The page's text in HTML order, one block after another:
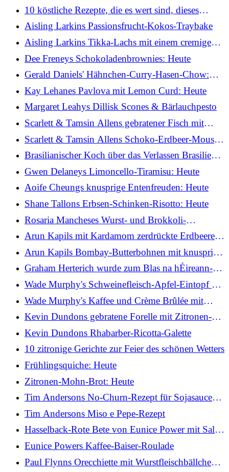
10 köstliche Rezepte, die es wert sind, dieses
Wochenende auf den Grill zu gehen
Aisling Larkins Passionsfrucht-Kokos-Traybake
Aisling Larkins Tikka-Lachs mit einem cremigen
Gurken-Rettich-Salat und Juwelenreis
Dee Freneys Schokoladenbrownies: Heute
Gerald Daniels' Hähnchen-Curry-Hasen-Chow:
Heute
Kay Lehanes Pavlova mit Lemon Curd: Heute
Margaret Leahys Dillisk Scones & Bärlauchpesto
Scarlett & Tamsin Allens gebratener Fisch mit
Tomaten-Basilikum-Hollandaise: Heute
Scarlett & Tamsin Allens Schoko-Erdbeer-Mousse:
Heute
Brasilianischer Koch über das Verlassen Brasiliens
und das Finden neuer Kontakte in Irland
Gwen Delaneys Limoncello-Tiramisu: Heute
Aoife Cheungs knusprige Entenfreuden: Heute
Shane Tallons Erbsen-Schinken-Risotto: Heute
Rosaria Mancheses Wurst- und Brokkoli-
Orecchiette: Heute
Arun Kapils mit Kardamom zerdrückte Erdbeeren:
Heute
Arun Kapils Bombay-Butterbohnen mit knusprig
zerkleinerten Babykartoffeln: Heute
Graham Herterich wurde zum Blas na hÉireann-
Produzenten-Champion 2026 ernannt
Wade Murphy's Schweinefleisch-Apfel-Eintopf mit
Kräuterknödeln
Wade Murphy's Kaffee und Crème Brûlée mit
gesalzenem Karamell
Kevin Dundons gebratene Forelle mit Zitronen-
Kapern-Butter
Kevin Dundons Rhabarber-Ricotta-Galette
10 zitronige Gerichte zur Feier des schönen Wetters
Frühlingsquiche: Heute
Zitronen-Mohn-Brot: Heute
Tim Andersons No-Churn-Rezept für Sojasauce
und Karamell-Eiscreme
Tim Andersons Miso e Pepe-Rezept
Hasselback-Rote Bete von Eunice Power mit Salsa
Verde und Ingwer-Limetten-Butter
Eunice Powers Kaffee-Baiser-Roulade
Paul Flynns Orecchiette mit Wurstfleischbällchen,